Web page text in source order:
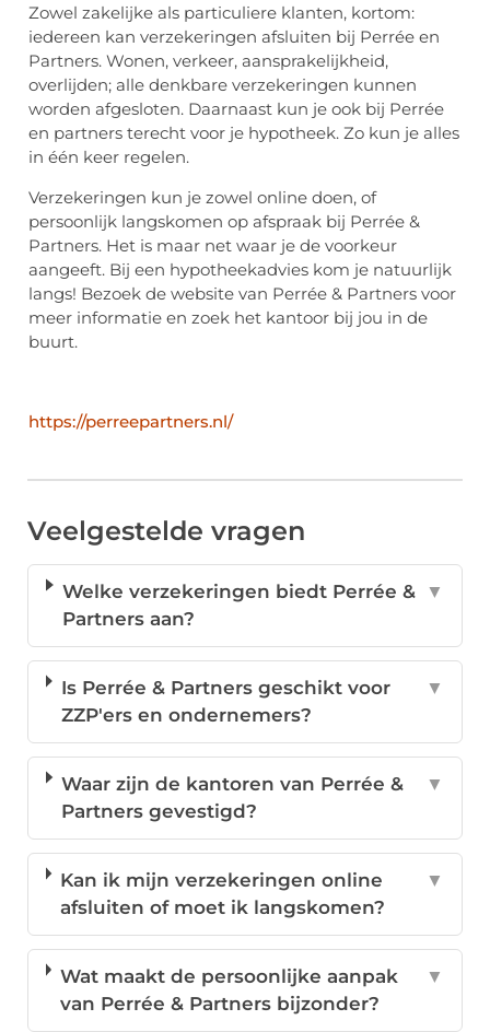
Zowel zakelijke als particuliere klanten, kortom:
iedereen kan verzekeringen afsluiten bij Perrée en
Partners. Wonen, verkeer, aansprakelijkheid,
overlijden; alle denkbare verzekeringen kunnen
worden afgesloten. Daarnaast kun je ook bij Perrée
en partners terecht voor je hypotheek. Zo kun je alles
in één keer regelen.
Verzekeringen kun je zowel online doen, of
persoonlijk langskomen op afspraak bij Perrée &
Partners. Het is maar net waar je de voorkeur
aangeeft. Bij een hypotheekadvies kom je natuurlijk
langs! Bezoek de website van Perrée & Partners voor
meer informatie en zoek het kantoor bij jou in de
buurt.
https://perreepartners.nl/
Veelgestelde vragen
Welke verzekeringen biedt Perrée &
Partners aan?
▼
Is Perrée & Partners geschikt voor
ZZP'ers en ondernemers?
▼
Waar zijn de kantoren van Perrée &
Partners gevestigd?
▼
Kan ik mijn verzekeringen online
afsluiten of moet ik langskomen?
▼
Wat maakt de persoonlijke aanpak
van Perrée & Partners bijzonder?
▼